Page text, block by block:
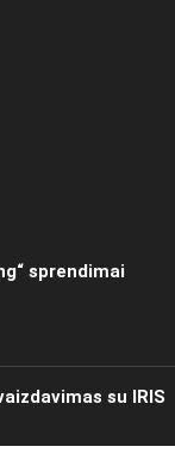
sprendimai
su IRIS